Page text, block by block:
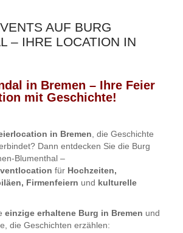
AUF BURG
– IHRE LOCATION IN
in Bremen – Ihre Feier
mit Geschichte!
in Bremen , die Geschichte
Dann entdecken Sie die Burg
Blumenthal –
für Hochzeiten,
Firmenfeiern und kulturelle
einzige erhaltene Burg in Bremen und
die Geschichten erzählen: